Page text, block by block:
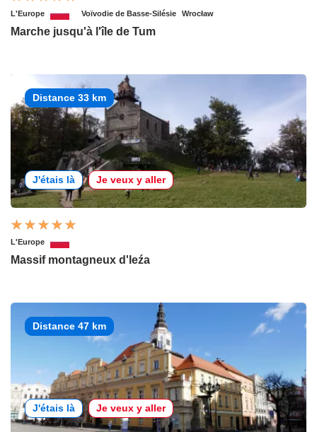
L'Europe Voïvodie de Basse-Silésie Wrocław
Marche jusqu'à l'île de Tum
Distance 33 km
J'étais là Je veux y aller
L'Europe
Massif montagneux d'leźa
Distance 47 km
J'étais là Je veux y aller